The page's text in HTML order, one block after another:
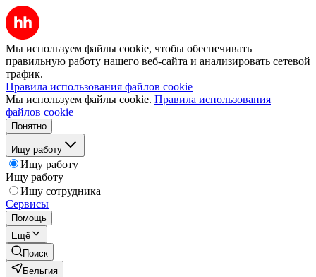
Мы используем файлы cookie, чтобы обеспечивать
правильную работу нашего веб-сайта и анализировать сетевой
трафик.
Правила использования файлов cookie
Мы используем файлы cookie. Правила использования
файлов cookie
Понятно
Ищу работу
Ищу работу
Ищу работу
Ищу сотрудника
Сервисы
Помощь
Ещё
Поиск
Бельгия